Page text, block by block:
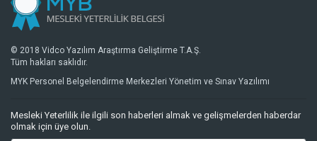
© 2018 Vidco Yazılım Araştırma Geliştirme T.A.Ş.
Tüm hakları saklıdır.
MYK Personel Belgelendirme Merkezleri Yönetim ve Sınav Yazılımı
Mesleki Yeterlilik ile ilgili son haberleri almak ve gelişmelerden haberdar
olmak için üye olun.